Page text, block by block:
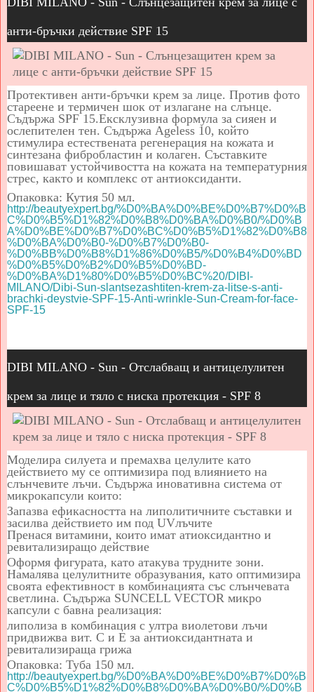
анти-бръчки действие SPF 15
Протективен анти-бръчки крем за лице. Против фото
стареене и термичен шок от излагане на слънце.
Съдържа SPF15.Ексклузивна формула за сияен и
ослепителен тен. Съдържа Ageless 10, който
стимулира естествената регенерация на кожата и
синтезана фибробластин и колаген. Съставките
повишават устойчивостта на кожата на температурния
стрес, както и комплекс от антиоксиданти.
Опаковка: Кутия 50 мл.
http://beautyexpert.bg/%D0%BA%D0%BE%D0%B7%D0%B
C%D0%B5%D1%82%D0%B8%D0%BA%D0%B0/%D0%B
A%D0%BE%D0%B7%D0%BC%D0%B5%D1%82%D0%B8
%D0%BA%D0%B0-%D0%B7%D0%B0-
%D0%BB%D0%B8%D1%86%D0%B5/%D0%B4%D0%BD
%D0%B5%D0%B2%D0%B5%D0%BD-
%D0%BA%D1%80%D0%B5%D0%BC%20/DIBI-
MILANO/Dibi-Sun-slantsezashtiten-krem-za-litse-s-anti-
brachki-deystvie-SPF-15-Anti-wrinkle-Sun-Cream-for-face-
SPF-15
DIBI MILANO - Sun - Отслабващ и антицелулитен
крем за лице и тяло с ниска протекция - SPF 8
Моделира силуета и премахва целулите като
действието му се оптимизира под влиянието на
слънчевите лъчи. Съдържа иновативна система от
микрокапсули които:
Запазва ефикасността на липолитичните съставки и
засилва действието им под UVлъчите
Пренася витамини, които имат атиоксидантно и
ревитализиращо действие
Оформя фигурата, като атакува трудните зони.
Намалява целулитните образувания, като оптимизира
своята ефективност в комбинацията със слънчевата
светлина. Съдържа SUNCELL VECTOR микро
капсули с бавна реализация:
липолиза в комбинация с ултра виолетови лъчи
придвижва вит. С и Е за антиоксидантната и
ревитализираща грижа
Опаковка: Туба 150 мл.
http://beautyexpert.bg/%D0%BA%D0%BE%D0%B7%D0%B
C%D0%B5%D1%82%D0%B8%D0%BA%D0%B0/%D0%B